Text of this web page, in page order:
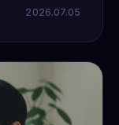
2026.07.05